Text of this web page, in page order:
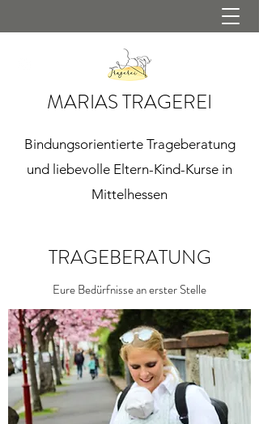
MARIAS TRAGEREI
Bindungsorientierte Trageberatung
und liebevolle Eltern-Kind-Kurse in
Mittelhessen
TRAGEBERATUNG
Eure Bedürfnisse an erster Stelle